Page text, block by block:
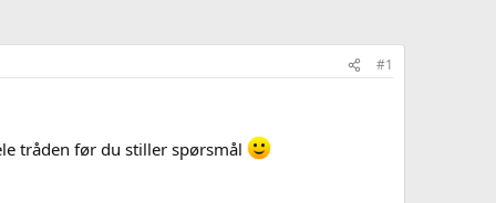
#1
tråden før du stiller spørsmål